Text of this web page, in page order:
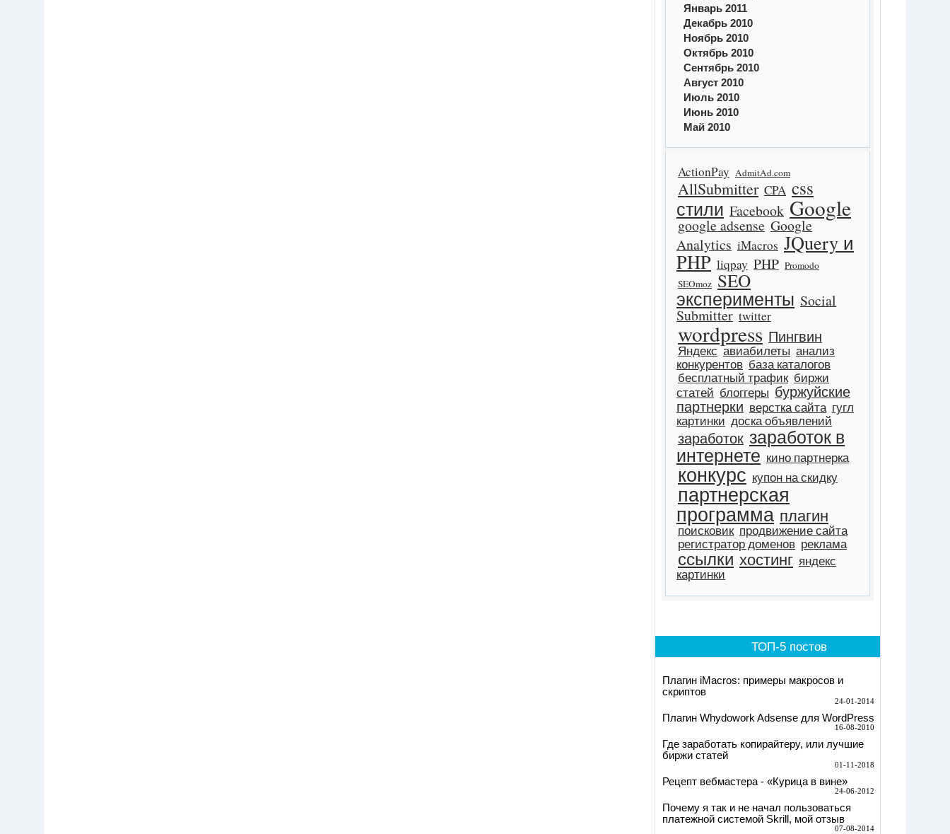
Январь 2011
Декабрь 2010
Ноябрь 2010
Октябрь 2010
Сентябрь 2010
Август 2010
Июль 2010
Июнь 2010
Май 2010
ActionPay AdmitAd.com
AllSubmitter CPA css
стили Facebook Google
google adsense Google
Analytics iMacros JQuery и
PHP liqpay PHP Promodo
SEOmoz SEO
эксперименты Social
Submitter twitter
wordpress Пингвин
Яндекс авиабилеты анализ
конкурентов база каталогов
бесплатный трафик биржи
статей блоггеры буржуйские
партнерки верстка сайта гугл
картинки доска объявлений
заработок заработок в
интернете кино партнерка
конкурс купон на скидку
партнерская
программа плагин
поисковик продвижение сайта
регистратор доменов реклама
ссылки хостинг яндекс
картинки
ТОП-5 постов
Плагин iMacros: примеры макросов и
скриптов
24-01-2014
Плагин Whydowork Adsense для WordPress
16-08-2010
Где заработать копирайтеру, или лучшие
биржи статей
01-11-2018
Рецепт вебмастера - «Курица в вине»
24-06-2012
Почему я так и не начал пользоваться
платежной системой Skrill, мой отзыв
07-08-2014